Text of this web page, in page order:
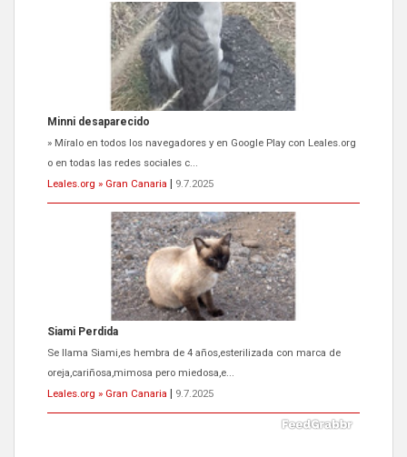
Minni desaparecido
» Míralo en todos los navegadores y en Google Play con Leales.org
o en todas las redes sociales c...
Leales.org » Gran Canaria
9.7.2025
Siami Perdida
Se llama Siami,es hembra de 4 años,esterilizada con marca de
oreja,cariñosa,mimosa pero miedosa,e...
Leales.org » Gran Canaria
9.7.2025